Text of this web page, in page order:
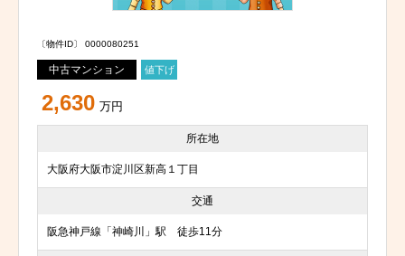
〔物件ID〕 0000080251
中古マンション 値下げ
2,630 万円
所在地
大阪府大阪市淀川区新高１丁目
交通
阪急神戸線「神崎川」駅 徒歩11分